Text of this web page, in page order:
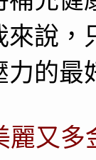
說，
的最
麗又多